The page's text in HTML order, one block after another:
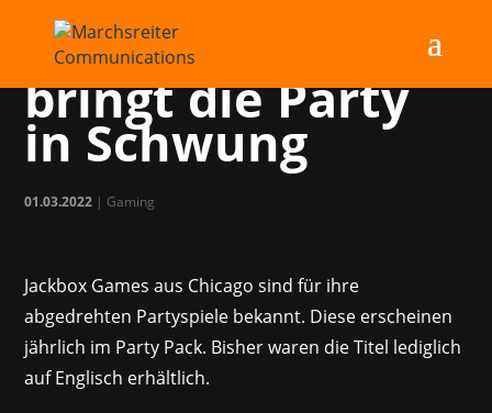
Jackbox Games
bringt die Party
in Schwung
01.03.2022 | Gaming
Jackbox Games aus Chicago sind für ihre
abgedrehten Partyspiele bekannt. Diese erscheinen
jährlich im Party Pack. Bisher waren die Titel lediglich
auf Englisch erhältlich.